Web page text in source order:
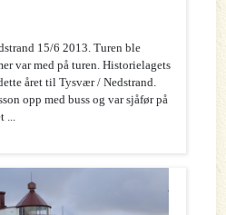
15/6 2013. Turen ble
var med på turen. Historielagets
året til Tysvær / Nedstrand.
opp med buss og var sjåfør på